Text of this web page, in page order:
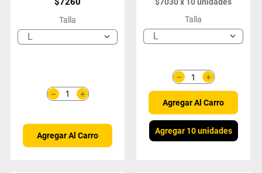
Talla
L
＋
－
Agregar Al Carro
Talla
L
＋
－
Agregar Al Carro
Agregar 10 unidades